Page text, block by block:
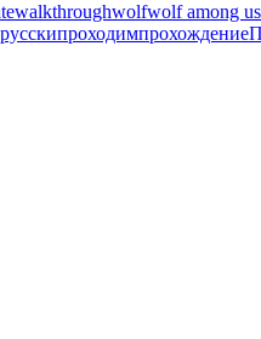
walkthroughwolfwolf among us
проходимпрохождение